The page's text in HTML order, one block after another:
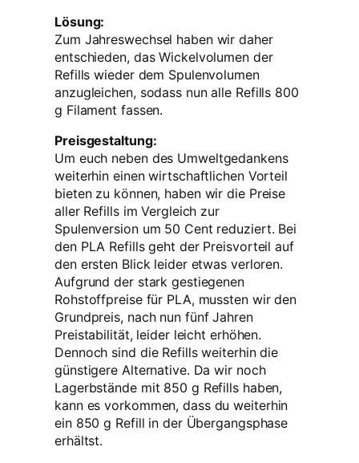
Lösung:
Zum Jahreswechsel haben wir daher
entschieden, das Wickelvolumen der
Refills wieder dem Spulenvolumen
anzugleichen, sodass nun alle Refills 800
g Filament fassen.
Preisgestaltung:
Um euch neben des Umweltgedankens
weiterhin einen wirtschaftlichen Vorteil
bieten zu können, haben wir die Preise
aller Refills im Vergleich zur
Spulenversion um 50 Cent reduziert. Bei
den PLA Refills geht der Preisvorteil auf
den ersten Blick leider etwas verloren.
Aufgrund der stark gestiegenen
Rohstoffpreise für PLA, mussten wir den
Grundpreis, nach nun fünf Jahren
Preistabilität, leider leicht erhöhen.
Dennoch sind die Refills weiterhin die
günstigere Alternative. Da wir noch
Lagerbstände mit 850 g Refills haben,
kann es vorkommen, dass du weiterhin
ein 850 g Refill in der Übergangsphase
erhältst.